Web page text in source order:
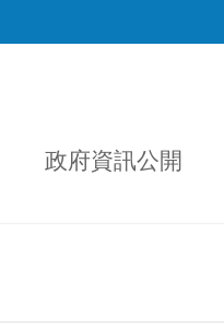
政府資訊公開